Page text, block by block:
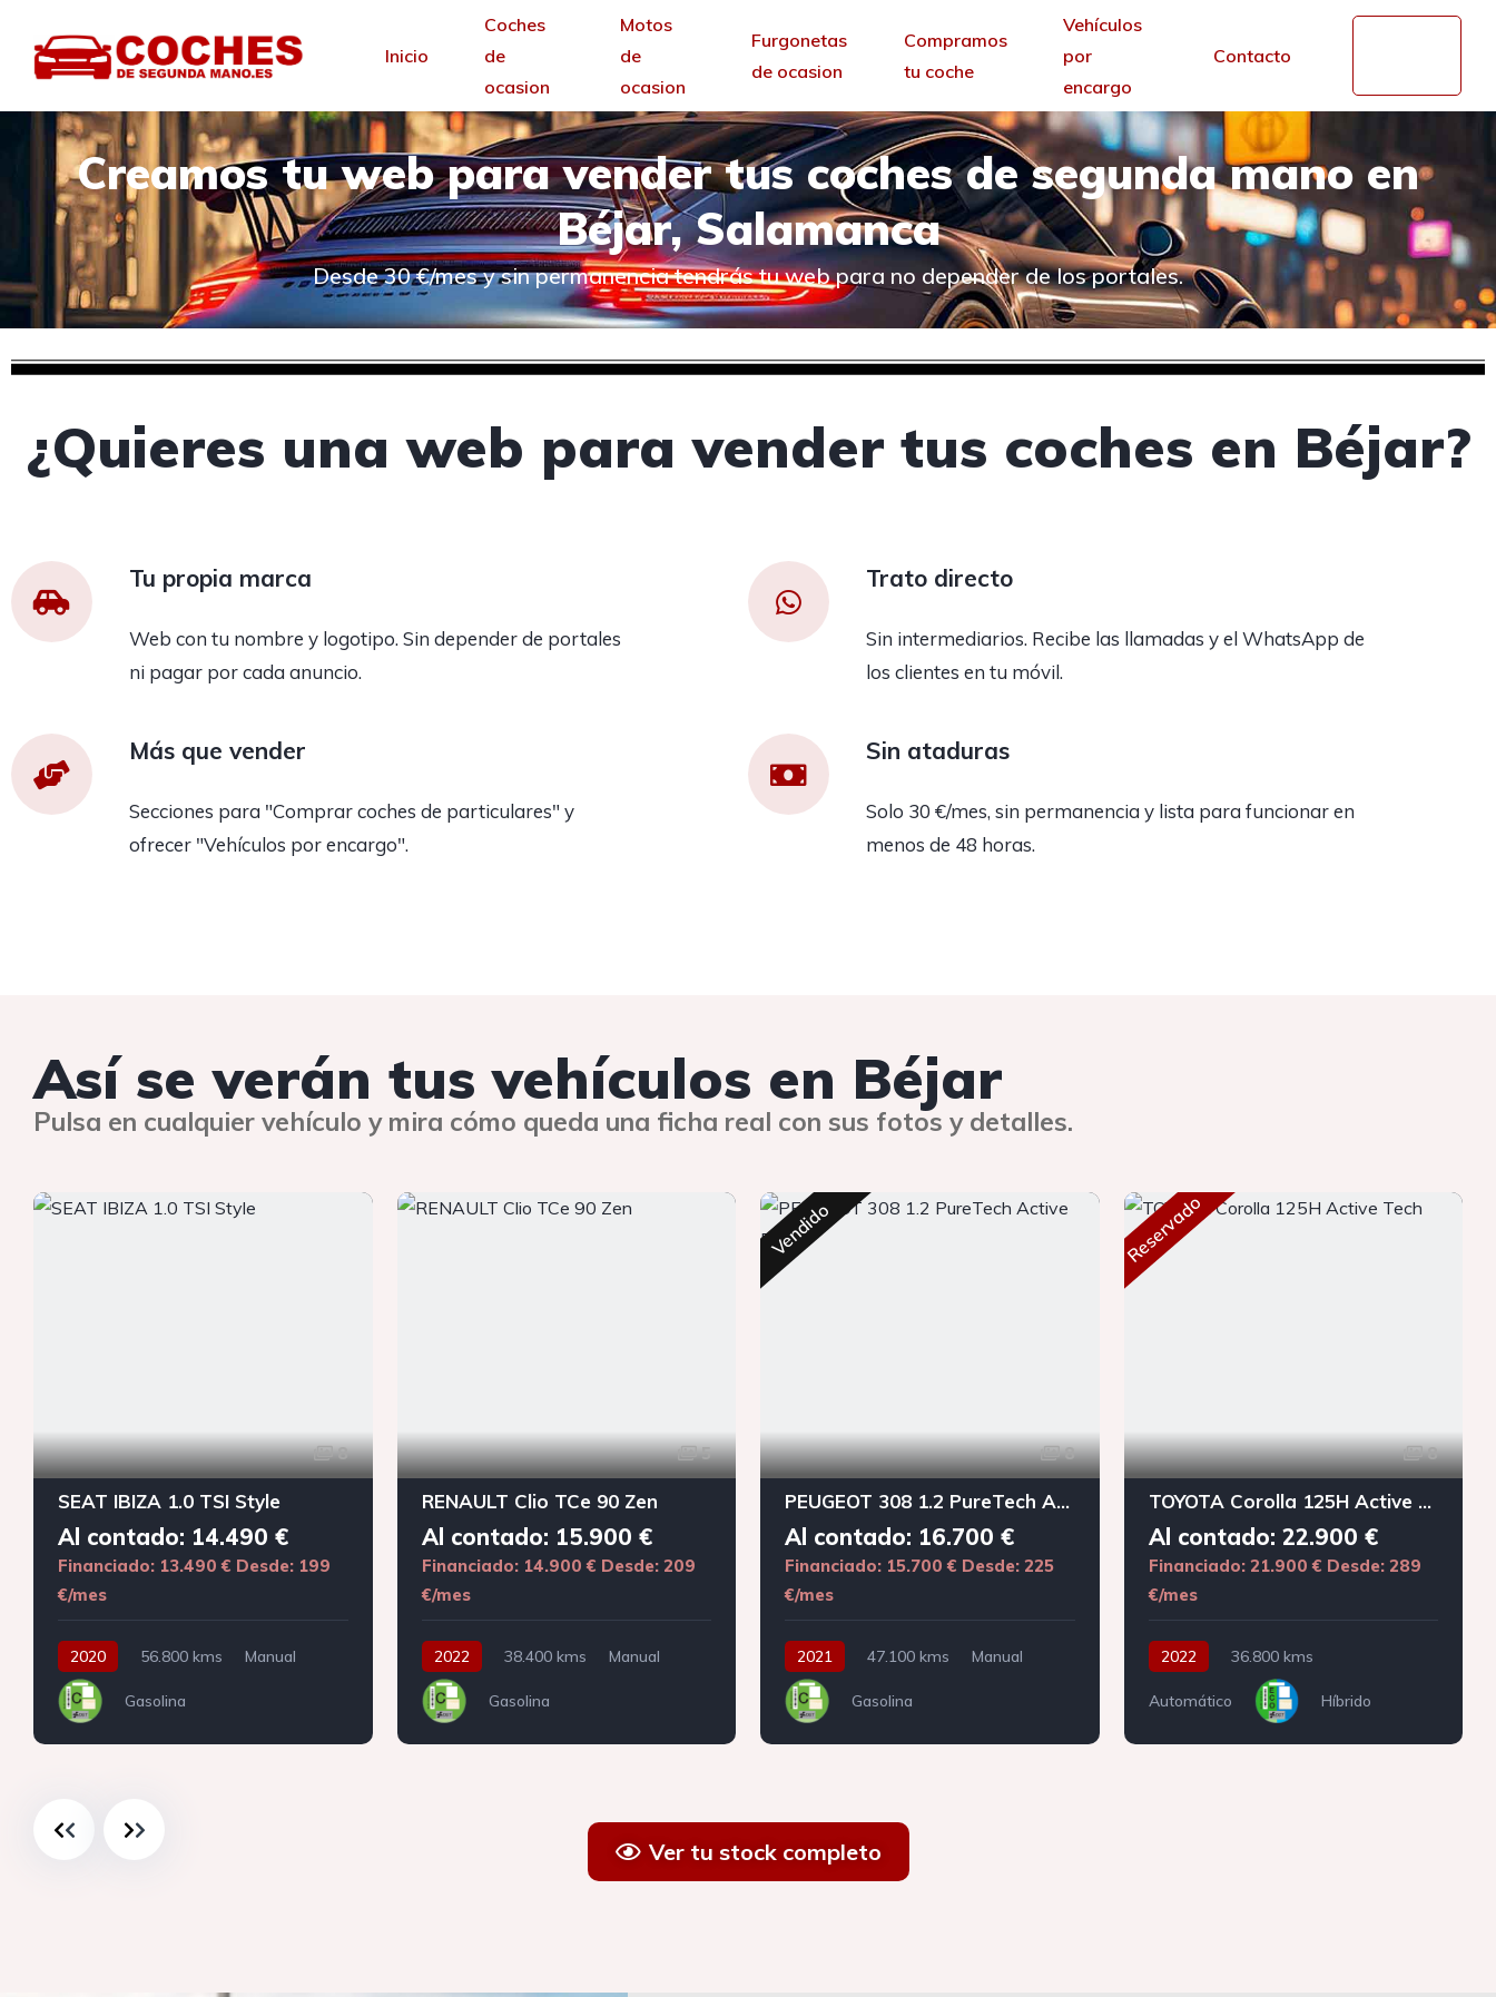
Inicio
Coches
de
ocasion
Motos
de
ocasion
Furgonetas
de ocasion
Compramos
tu coche
Vehículos
por
encargo
Contacto
Creamos tu web para vender tus coches de segunda mano en
Béjar, Salamanca
Desde 30 €/mes y sin permanencia tendrás tu web para no depender de los portales.
¿Quieres una web para vender tus coches en Béjar?
Tu propia marca
Web con tu nombre y logotipo. Sin depender de portales
ni pagar por cada anuncio.
Trato directo
Sin intermediarios. Recibe las llamadas y el WhatsApp de
los clientes en tu móvil.
Más que vender
Secciones para "Comprar coches de particulares" y
ofrecer "Vehículos por encargo".
Sin ataduras
Solo 30 €/mes, sin permanencia y lista para funcionar en
menos de 48 horas.
Así se verán tus vehículos en Béjar
Pulsa en cualquier vehículo y mira cómo queda una ficha real con sus fotos y detalles.
8
SEAT IBIZA 1.0 TSI Style
Al contado: 14.490 €
Financiado: 13.490 € Desde: 199
€/mes
2020 56.800 kms Manual
Gasolina
5
RENAULT Clio TCe 90 Zen
Al contado: 15.900 €
Financiado: 14.900 € Desde: 209
€/mes
2022 38.400 kms Manual
Gasolina
Vendido
8
PEUGEOT 308 1.2 PureTech Active Pack
Al contado: 16.700 €
Financiado: 15.700 € Desde: 225
€/mes
2021 47.100 kms Manual
Gasolina
Reservado
8
TOYOTA Corolla 125H Active Tech
Al contado: 22.900 €
Financiado: 21.900 € Desde: 289
€/mes
2022 36.800 kms
Automático Híbrido
Ver tu stock completo